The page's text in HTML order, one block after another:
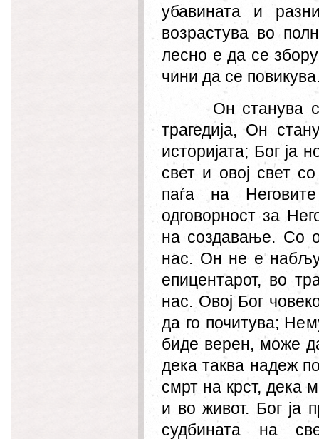
убавината и
возрастува во
лесно е да се
чини да се
Он станува
трагедија, Он
историјата; Бог ја
свет и овој свет
паѓа на
одговорност за
на создавање. Со
нас. Он не е
епицентарот, во
нас. Овој Бог
да го почитува; Не
биде верен, може
дека таква надеж
смрт на крст, дека
и во живот. Бог ја
судбината на